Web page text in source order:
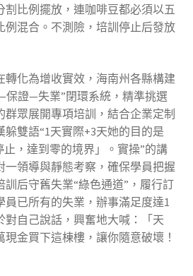
割比例擺放，連咖啡豆都必須以五
例混合。不測險，培訓停止后發放
轉化為增收實效，海南州各縣構建
證—失業”閉環系統，精準挑選
群眾展開專項培訓，結合企業定制
雙語“1天實際+3天她的目的是
，達到零的境界」。實操”的講
一領導與靜態考察，確保學員把握
后守舊失業“綠色通道”，履行訂
員已所有的失業，辦事滿足度達1
對自己說話，興奮地大喊：「天
金買下這棟樓，讓你隨意破壞！